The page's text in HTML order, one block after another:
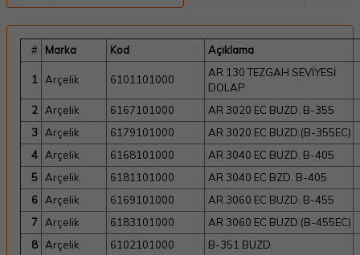
# Marka Kod Açıklama
1 Arçelik 6101101000
AR 130 TEZGAH SEVİYESİ
DOLAP
2 Arçelik 6167101000
AR 3020 EC BUZD. B-355
3 Arçelik 6179101000
AR 3020 EC BUZD.(B-355EC)
4 Arçelik 6168101000
AR 3040 EC BUZD. B-405
5 Arçelik 6181101000
AR 3040 EC BZD. B-405
6 Arçelik 6169101000
AR 3060 EC BUZD. B-455
7 Arçelik 6183101000
AR 3060 EC BUZD.(B-455EC)
8 Arçelik 6102101000
B-351 BUZD.